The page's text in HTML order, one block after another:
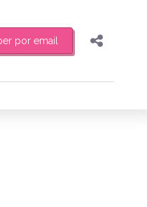
por email
resumo